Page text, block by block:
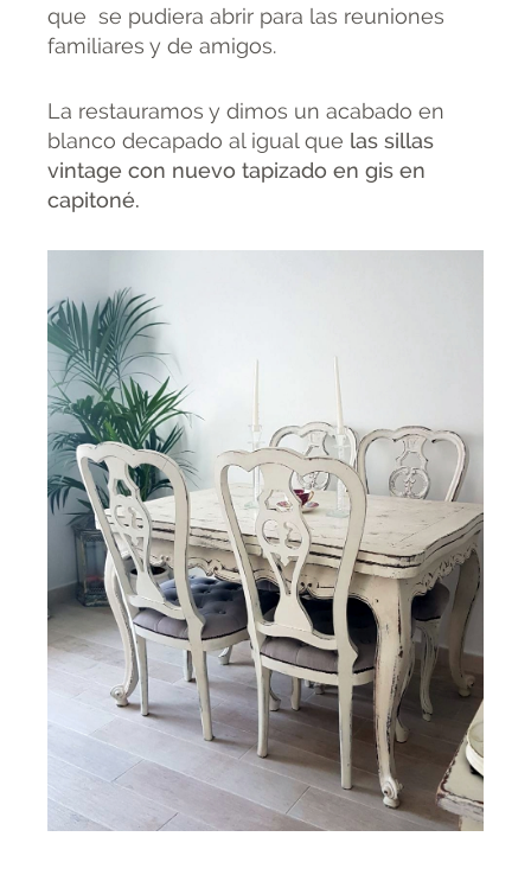
que se pudiera abrir para las reuniones
familiares y de amigos.
La restauramos y dimos un acabado en
blanco decapado al igual que las sillas
vintage con nuevo tapizado en gis en
capitoné.